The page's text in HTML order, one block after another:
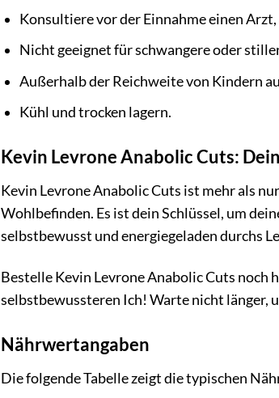
Konsultiere vor der Einnahme einen
Nicht geeignet für schwangere oder
Außerhalb der Reichweite von Kindern
Kühl und trocken lagern.
Kevin Levrone Anabolic Cuts:
Kevin Levrone Anabolic Cuts ist mehr als
Wohlbefinden. Es ist dein Schlüssel, um
selbstbewusst und energiegeladen durchs
Bestelle Kevin Levrone Anabolic Cuts noch
selbstbewussteren Ich! Warte nicht länger,
Nährwertangaben
Die folgende Tabelle zeigt die typischen